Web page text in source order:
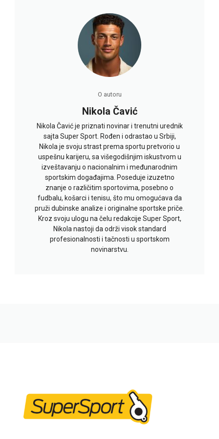
O autoru
Nikola Čavić
Nikola Čavić je priznati novinar i trenutni urednik
sajta Super Sport. Rođen i odrastao u Srbiji,
Nikola je svoju strast prema sportu pretvorio u
uspešnu karijeru, sa višegodišnjim iskustvom u
izveštavanju o nacionalnim i međunarodnim
sportskim događajima. Poseduje izuzetno
znanje o različitim sportovima, posebno o
fudbalu, košarci i tenisu, što mu omogućava da
pruži dubinske analize i originalne sportske priče.
Kroz svoju ulogu na čelu redakcije Super Sport,
Nikola nastoji da održi visok standard
profesionalnosti i tačnosti u sportskom
novinarstvu.